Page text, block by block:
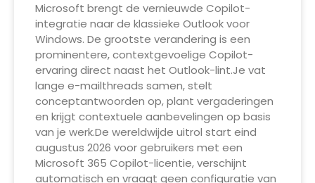
Microsoft brengt de vernieuwde Copilot-
integratie naar de klassieke Outlook voor
Windows. De grootste verandering is een
prominentere, contextgevoelige Copilot-
ervaring direct naast het Outlook-lint.Je vat
lange e-mailthreads samen, stelt
conceptantwoorden op, plant vergaderingen
en krijgt contextuele aanbevelingen op basis
van je werk.De wereldwijde uitrol start eind
augustus 2026 voor gebruikers met een
Microsoft 365 Copilot-licentie, verschijnt
automatisch en vraagt geen configuratie van